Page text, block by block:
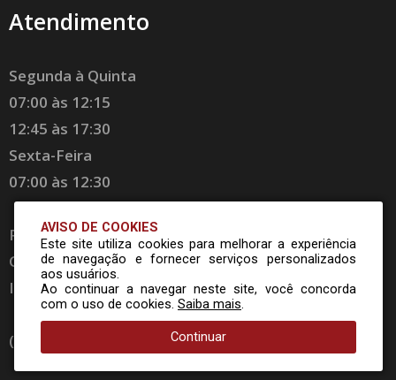
Atendimento
Segunda à Quinta
07:00 às 12:15
12:45 às 17:30
Sexta-Feira
07:00 às 12:30
Rua Dr. Getúlio Vargas, 1660
Cx. Postal 11 CEP 89140-000
Ibirama - SC - Brasil
(47) 3357 8300
AVISO DE COOKIES
Este site utiliza cookies para melhorar a experiência
de navegação e fornecer serviços personalizados
aos usuários.
Ao continuar a navegar neste site, você concorda
com o uso de cookies. Saiba mais.
Continuar